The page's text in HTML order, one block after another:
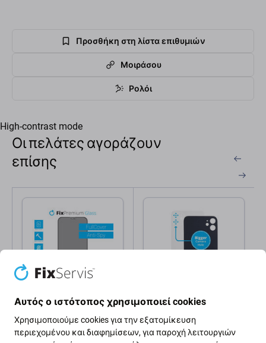
Προσθήκη στη λίστα επιθυμιών
Μοιράσου
Ρολόι
High-contrast mode
Οι πελάτες αγοράζουν
επίσης
FixPremium
Privacy Anti-Spy για
iPhone XR | 11 |
Apple
Τρύπα Κάμερας για
iPhone 11 | Λευκό |
Αυτός ο ιστότοπος χρησιμοποιεί cookies
Χρησιμοποιούμε cookies για την εξατομίκευση
περιεχομένου και διαφημίσεων, για παροχή λειτουργιών